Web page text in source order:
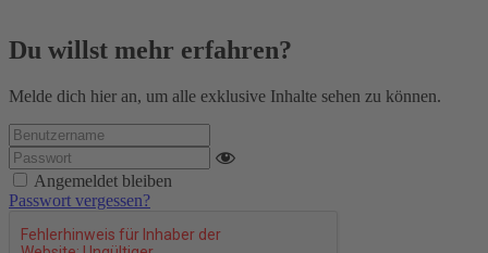
Du willst mehr erfahren?
Melde dich hier an, um alle exklusive Inhalte sehen zu können.
Angemeldet bleiben
Passwort vergessen?